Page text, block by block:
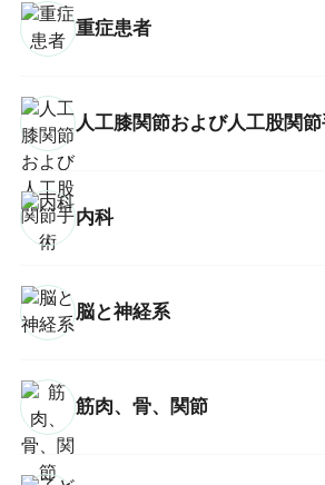
重症患者
人工膝関節および人工股関
内科
脳と神経系
筋肉、骨、関節